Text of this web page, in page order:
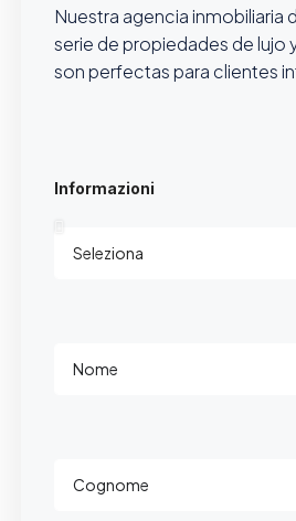
Nuestra agencia inmobiliaria
serie de propiedades de lujo
son perfectas para clientes
Informazioni